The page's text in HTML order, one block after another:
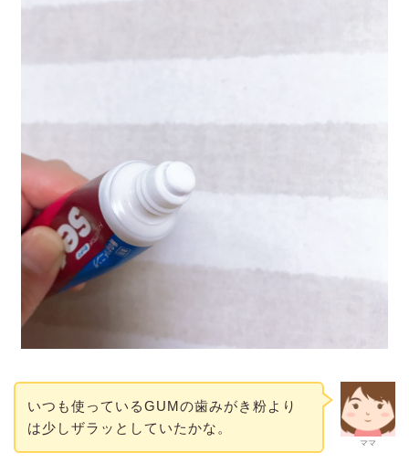
ママ
いつも使っているGUMの歯みがき粉より
は少しザラッとしていたかな。